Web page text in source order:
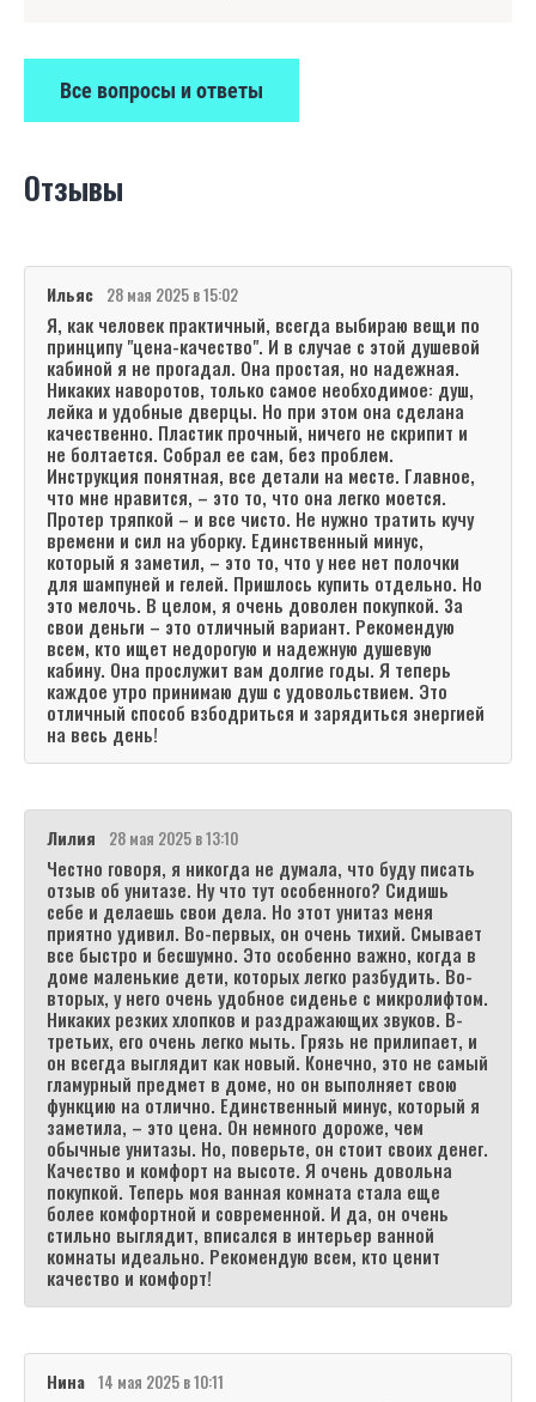
Все вопросы и ответы
Отзывы
Ильяс 28 мая 2025 в 15:02
Я, как человек практичный, всегда выбираю вещи по
принципу "цена-качество". И в случае с этой душевой
кабиной я не прогадал. Она простая, но надежная.
Никаких наворотов, только самое необходимое: душ,
лейка и удобные дверцы. Но при этом она сделана
качественно. Пластик прочный, ничего не скрипит и
не болтается. Собрал ее сам, без проблем.
Инструкция понятная, все детали на месте. Главное,
что мне нравится, – это то, что она легко моется.
Протер тряпкой – и все чисто. Не нужно тратить кучу
времени и сил на уборку. Единственный минус,
который я заметил, – это то, что у нее нет полочки
для шампуней и гелей. Пришлось купить отдельно. Но
это мелочь. В целом, я очень доволен покупкой. За
свои деньги – это отличный вариант. Рекомендую
всем, кто ищет недорогую и надежную душевую
кабину. Она прослужит вам долгие годы. Я теперь
каждое утро принимаю душ с удовольствием. Это
отличный способ взбодриться и зарядиться энергией
на весь день!
Лилия 28 мая 2025 в 13:10
Честно говоря, я никогда не думала, что буду писать
отзыв об унитазе. Ну что тут особенного? Сидишь
себе и делаешь свои дела. Но этот унитаз меня
приятно удивил. Во-первых, он очень тихий. Смывает
все быстро и бесшумно. Это особенно важно, когда в
доме маленькие дети, которых легко разбудить. Во-
вторых, у него очень удобное сиденье с микролифтом.
Никаких резких хлопков и раздражающих звуков. В-
третьих, его очень легко мыть. Грязь не прилипает, и
он всегда выглядит как новый. Конечно, это не самый
гламурный предмет в доме, но он выполняет свою
функцию на отлично. Единственный минус, который я
заметила, – это цена. Он немного дороже, чем
обычные унитазы. Но, поверьте, он стоит своих денег.
Качество и комфорт на высоте. Я очень довольна
покупкой. Теперь моя ванная комната стала еще
более комфортной и современной. И да, он очень
стильно выглядит, вписался в интерьер ванной
комнаты идеально. Рекомендую всем, кто ценит
качество и комфорт!
Нина 14 мая 2025 в 10:11